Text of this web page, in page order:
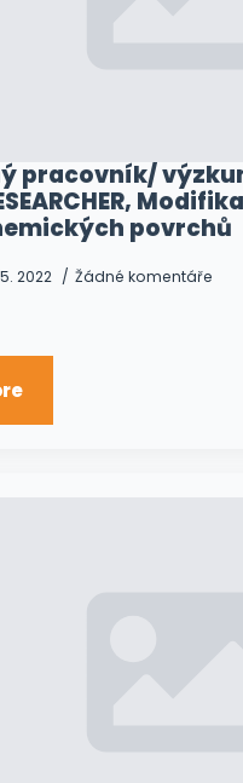
pracovník/
povrchů
2022 Žádné komentáře